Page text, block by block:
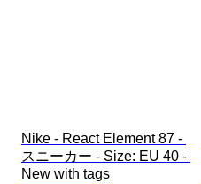
Nike - React Element 87 -
スニーカー - Size: EU 40 -
New with tags